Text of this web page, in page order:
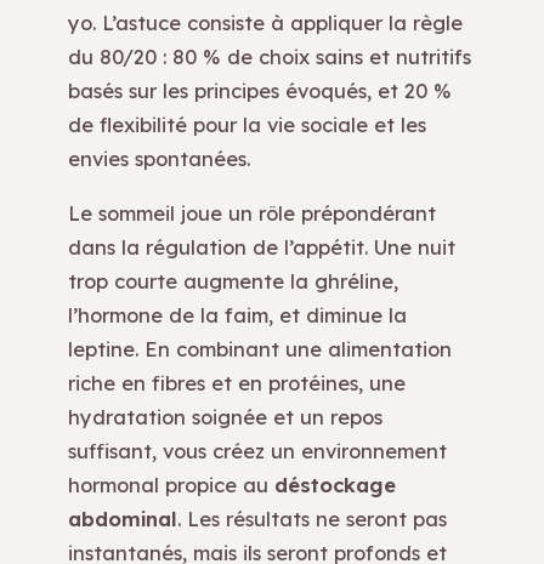
yo. L’astuce consiste à appliquer la règle
du 80/20 : 80 % de choix sains et nutritifs
basés sur les principes évoqués, et 20 %
de flexibilité pour la vie sociale et les
envies spontanées.
Le sommeil joue un rôle prépondérant
dans la régulation de l’appétit. Une nuit
trop courte augmente la ghréline,
l’hormone de la faim, et diminue la
leptine. En combinant une alimentation
riche en fibres et en protéines, une
hydratation soignée et un repos
suffisant, vous créez un environnement
hormonal propice au déstockage
abdominal. Les résultats ne seront pas
instantanés, mais ils seront profonds et